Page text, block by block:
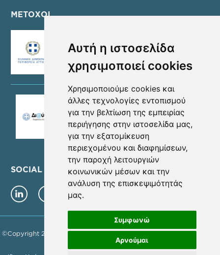
Αυτή η ιστοσελίδα
χρησιμοποιεί cookies
Χρησιμοποιούμε cookies και
άλλες τεχνολογίες εντοπισμού
για την βελτίωση της εμπειρίας
περιήγησης στην ιστοσελίδα μας,
για την εξατομίκευση
περιεχομένου και διαφημίσεων,
την παροχή λειτουργιών
κοινωνικών μέσων και την
ανάλυση της επισκεψιμότητάς
μας.
Συμφωνώ
Αρνούμαι
ΜΕΤΟΧΟΙ
SOCIAL MEDIA
©Copyright 2026 - ΝΕΑ ΜΗΤΡΟΠΟΛΙΤΙΚΗ ΑΤΤΙΚΗ Α.Ε. | Αρ. Γ.Ε.ΜΗ.
157785801000